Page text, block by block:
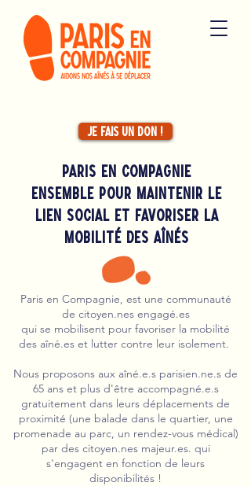
Je fais un don !
Paris en compagnie
Ensemble pour maintenir le
lien social et Favoriser la
Mobilité des Aînés
Paris en Compagnie, est une communauté
de citoyen.nes engagé.es
qui se mobilisent pour favoriser la mobilité
des aîné.es et lutter contre leur isolement.
Nous proposons aux aîné.e.s parisien.ne.s de
65 ans et plus d'être accompagné.e.s
gratuitement dans leurs déplacements de
proximité (une balade dans le quartier, une
promenade au parc, un rendez-vous médical)
par des citoyen.nes majeur.es. qui
s'engagent en fonction de leurs
disponibilités !